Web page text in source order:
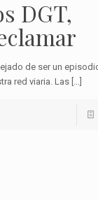
DGT,
de ser un
red viaria. Las[…]